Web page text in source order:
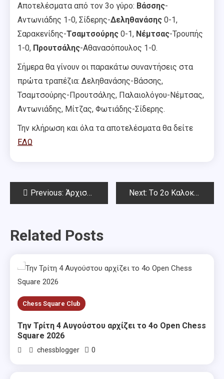
Αποτελέσματα από τον 3ο γύρο: Βάσσης-
Αντωνιάδης 1-0, Σίδερης-Δεληθανάσης 0-1,
Σαρακενίδης-Τσαμτσούρης 0-1, Νέμτσας-Τρουπής
1-0, Προυτσάλης-Αθανασόπουλος 1-0.
Σήμερα θα γίνουν οι παρακάτω συναντήσεις στα
πρώτα τραπέζια: Δεληθανάσης-Βάσσης,
Τσαμτσούρης-Προυτσάλης, Παλαιολόγου-Νέμτσας,
Αντωνιάδης, Μίτζας, Φωτιάδης-Σίδερης.
Την κλήρωση και όλα τα αποτελέσματα θα δείτε
ΕΔΩ
PostPrevious: Άρχισε χθες το 2o Καλοκαιρινό open Chess Square 2025. Next: Tο 2o Καλοκαιρινό open Chess Square 2025-Σήμερα ο 6ος γύρος
Related Posts
Chess Square Club
Την Τρίτη 4 Αυγούστου αρχίζει το 4ο Open Chess
Square 2026
chessblogger 0